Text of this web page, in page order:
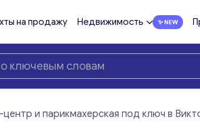
на продажу Недвижимость
и парикмахерская под ключ в